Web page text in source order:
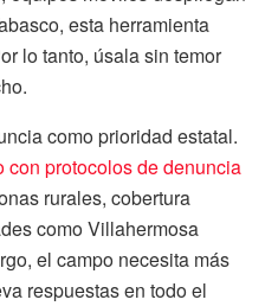
esta herramienta
lo tanto, úsala sin temor
como prioridad estatal.
protocolos de denuncia
rurales, cobertura
como Villahermosa
el campo necesita más
respuestas en todo el